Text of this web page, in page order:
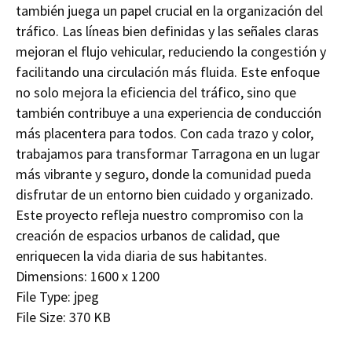
también juega un papel crucial en la organización del
tráfico. Las líneas bien definidas y las señales claras
mejoran el flujo vehicular, reduciendo la congestión y
facilitando una circulación más fluida. Este enfoque
no solo mejora la eficiencia del tráfico, sino que
también contribuye a una experiencia de conducción
más placentera para todos. Con cada trazo y color,
trabajamos para transformar Tarragona en un lugar
más vibrante y seguro, donde la comunidad pueda
disfrutar de un entorno bien cuidado y organizado.
Este proyecto refleja nuestro compromiso con la
creación de espacios urbanos de calidad, que
enriquecen la vida diaria de sus habitantes.
Dimensions: 1600 x 1200
File Type: jpeg
File Size: 370 KB